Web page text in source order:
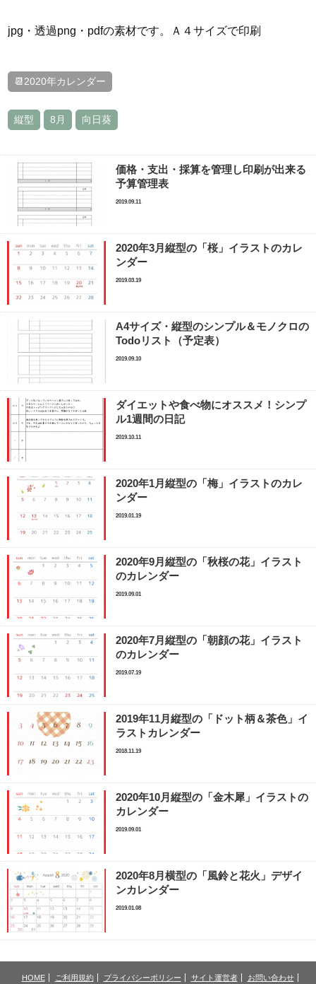
jpg・透過png・pdfの素材です。Ａ４サイズで印刷
📆2020年カレンダー
縦型 8月 向日葵
価格・支出・採算を管理し印刷が出来る
予算管理表
2019.09.11
2020年3月縦型の「桜」イラストのカレ
ンダー
2019.03.19
A4サイズ・縦型のシンプル＆モノクロの
Todoリスト（予定表）
2019.09.10
ダイエットや食べ物にオススメ！シンプ
ル1週間の日記
2019.10.11
2020年1月縦型の「梅」イラストのカレ
ンダー
2019.01.19
2020年9月縦型の「秋桜の花」イラスト
のカレンダー
2019.09.01
2020年7月縦型の「朝顔の花」イラスト
のカレンダー
2019.07.19
2019年11月縦型の「ドット柄＆茶色」イ
ラストカレンダー
2018.11.19
2020年10月縦型の「金木犀」イラストの
カレンダー
2019.09.01
2020年8月横型の「風鈴と花火」デザイ
ンカレンダー
2019.01.08
HOME ご利用規約 プライバシーポリシー サイト運営者 お問い合わせ